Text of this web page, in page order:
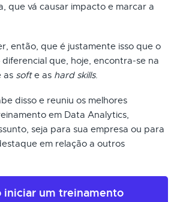
que vá causar impacto e marcar a
então, que é justamente isso que o
que, hoje, encontra-se na
as softe as hard skills.
disso e reuniu os melhores
em Data Analytics,
seja para sua empresa ou para
em relação a outros
iniciar um treinamento